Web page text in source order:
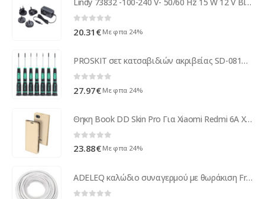
20.31 € Με φπα 24%
PROSKIT σετ κατσαβιδιών ακριβείας SD-081A με θήκη, 7τμχ
27.97€ Με φπα 24%
Θηκη Book DD Skin Pro Για Xiaomi Redmi 6A Χρυση
0 out of 5
23.88€ Με φπα 24%
ADELEQ καλώδιο συναγερμού με θωράκιση Freder 9-620160, 12x0.22mm², 100m